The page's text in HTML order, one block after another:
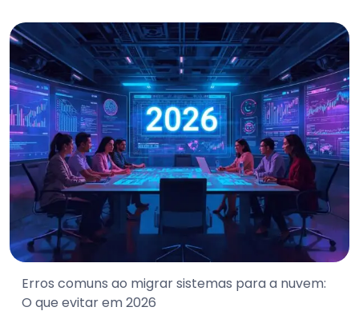
Erros comuns ao migrar sistemas para a nuvem:
O que evitar em 2026